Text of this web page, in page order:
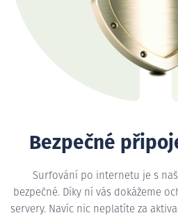
Bezpečné
Surfování po internetu je s
bezpečné. Díky ní vás dokážeme
servery. Navíc nic neplatíte za